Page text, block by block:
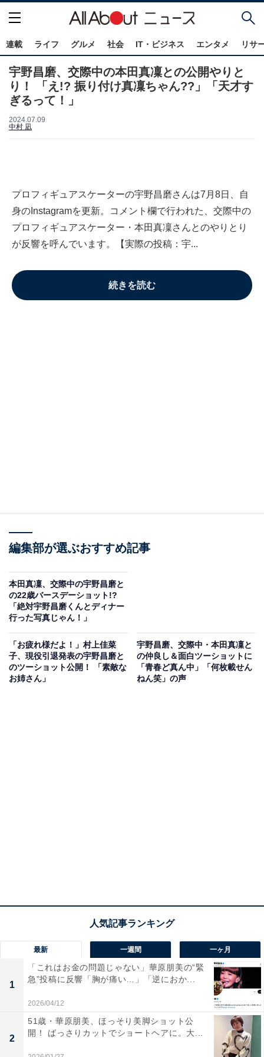
連載 ライフ グルメ 社会 IT・ビジネス エンタメ リサ
宇野昌磨、交際中の本田真凜との公開やりと
り！ 「え!? 振り付け真凜ちゃん??」「天才す
ぎるって！」
2024.07.09
中村 凪
プロフィギュアスケーターの宇野昌磨さんは7月8日、自
身のInstagramを更新。コメント欄で行われた、交際中の
プロフィギュアスケーター・本田真凜さんとのやりとり
が反響を呼んでいます。【実際の投稿：宇...
続きを読む
編集部が選ぶおすすめ記事
本田真凜、交際中の宇野昌磨と
の22歳バースデーショット!?
「絶対宇野昌磨くんとディナー
行った写真じゃん！」
「お疲れ様だよ！」村上佳菜
子、現役引退発表の宇野昌磨と
のツーショット公開！ 「素敵な
お姉さん」
宇野昌磨、交際中・本田真凜と
の仲良し＆面白ツーショットに
「青春ど真ん中」「何枚載せん
ねん笑」の声
最新 一週間 一ヶ月
1
「これはお金の問題じゃない」華原朋美の“緊
急”投稿に反響「胸が痛い…」「逆におか...
2026/04/12
2
51歳・華原朋美、ほっそり美脚ショット公
開！ ばっさりカットでショートヘアに。大...